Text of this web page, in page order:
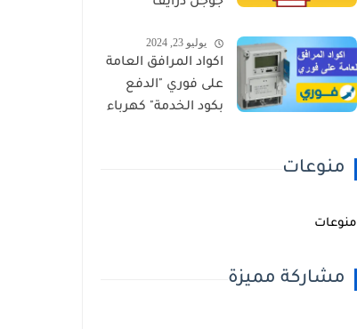
يوليو 23, 2024
اكواد المرافق العامة
على فوري "الدفع
بكود الخدمة" كهرباء
منوعات
منوعات
مشاركة مميزة